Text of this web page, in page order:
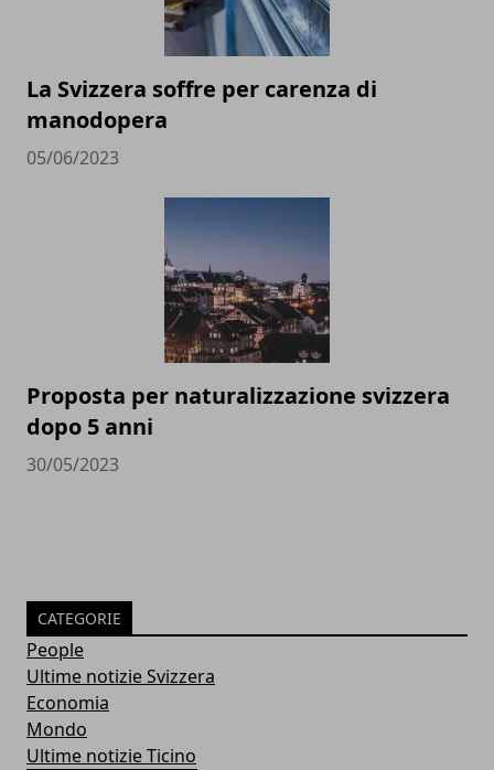
La Svizzera soffre per carenza di
manodopera
05/06/2023
Proposta per naturalizzazione svizzera
dopo 5 anni
30/05/2023
CATEGORIE
People
Ultime notizie Svizzera
Economia
Mondo
Ultime notizie Ticino